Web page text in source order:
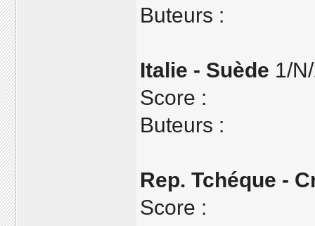
Buteurs :
Italie - Suède 1/
Score :
Buteurs :
Rep. Tchéque -
Score :